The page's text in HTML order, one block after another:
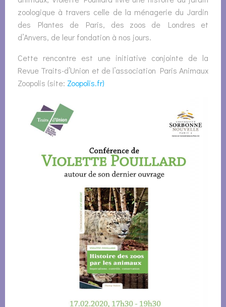
zoologique à travers celle de la ménagerie du Jardin
des Plantes de Paris, des zoos de Londres et
d’Anvers, de leur fondation à nos jours.
Cette rencontre est une initiative conjointe de la
Revue Traits-d’Union et de l’association Paris Animaux
Zoopolis (site: Zoopolis.fr)